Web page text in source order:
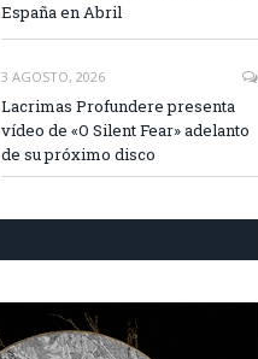
España en Abril
3 AGOSTO, 2026
Lacrimas Profundere presenta
vídeo de «O Silent Fear» adelanto
de su próximo disco